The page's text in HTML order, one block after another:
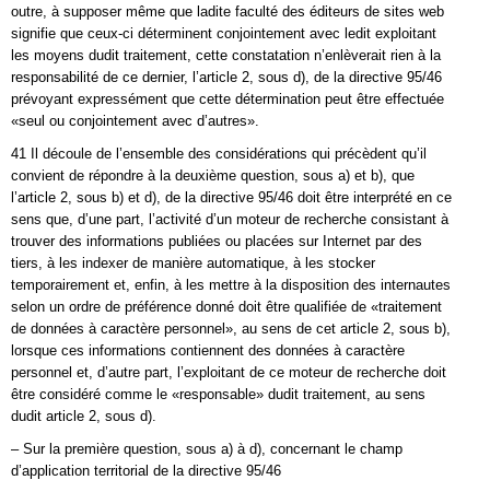
outre, à supposer même que ladite faculté des éditeurs de sites web
signifie que ceux-ci déterminent conjointement avec ledit exploitant
les moyens dudit traitement, cette constatation n’enlèverait rien à la
responsabilité de ce dernier, l’article 2, sous d), de la directive 95/46
prévoyant expressément que cette détermination peut être effectuée
«seul ou conjointement avec d’autres».
41 Il découle de l’ensemble des considérations qui précèdent qu’il
convient de répondre à la deuxième question, sous a) et b), que
l’article 2, sous b) et d), de la directive 95/46 doit être interprété en ce
sens que, d’une part, l’activité d’un moteur de recherche consistant à
trouver des informations publiées ou placées sur Internet par des
tiers, à les indexer de manière automatique, à les stocker
temporairement et, enfin, à les mettre à la disposition des internautes
selon un ordre de préférence donné doit être qualifiée de «traitement
de données à caractère personnel», au sens de cet article 2, sous b),
lorsque ces informations contiennent des données à caractère
personnel et, d’autre part, l’exploitant de ce moteur de recherche doit
être considéré comme le «responsable» dudit traitement, au sens
dudit article 2, sous d).
– Sur la première question, sous a) à d), concernant le champ
d’application territorial de la directive 95/46